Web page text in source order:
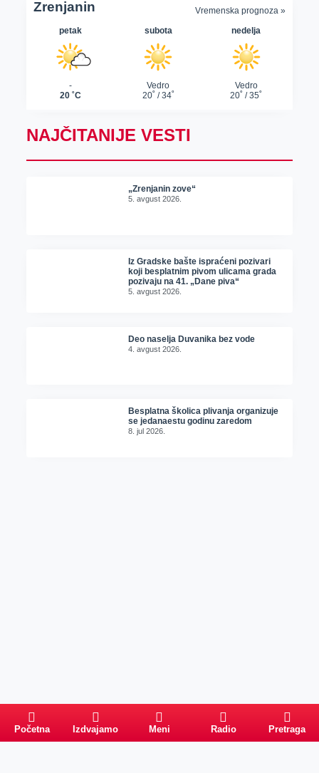
NAJČITANIJE VESTI
„Zrenjanin zove“
5. avgust 2026.
Iz Gradske bašte ispraćeni pozivari
koji besplatnim pivom ulicama grada
pozivaju na 41. „Dane piva“
5. avgust 2026.
Deo naselja Duvanika bez vode
4. avgust 2026.
Besplatna školica plivanja organizuje
se jedanaestu godinu zaredom
8. jul 2026.
Početna Izdvajamo Meni Radio Pretraga